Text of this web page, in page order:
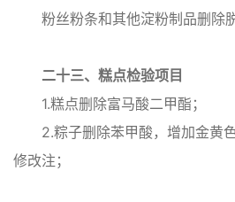
粉丝粉条和其他淀粉制品删除
二十三、糕点检验项目
1.糕点删除富马酸二甲酯；
2.粽子删除苯甲酸，增加金黄
修改注；